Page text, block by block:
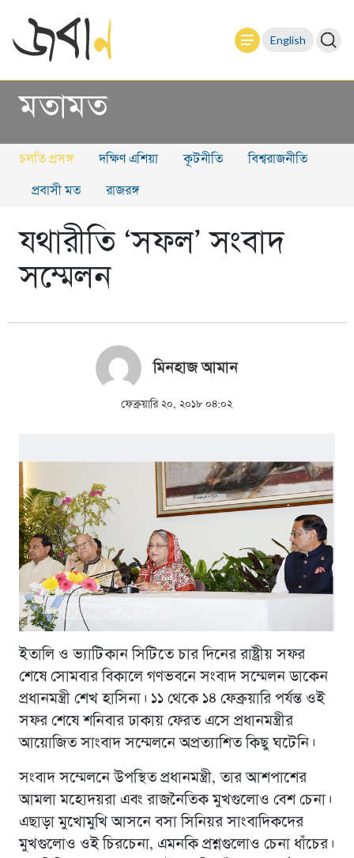
English
মতামত
চলতি প্রসঙ্গ দক্ষিণ এশিয়া কূটনীতি বিশ্বরাজনীতি
প্রবাসী মত রাজরঙ্গ
যথারীতি ‘সফল’ সংবাদ
সম্মেলন
মিনহাজ আমান
ফেব্রুয়ারি ২০, ২০১৮ ০৪:০২
ইতালি ও ভ্যাটিকান সিটিতে চার দিনের রাষ্ট্রীয় সফর
শেষে সোমবার বিকালে গণভবনে সংবাদ সম্মেলন ডাকেন
প্রধানমন্ত্রী শেখ হাসিনা। ১১ থেকে ১৪ ফেব্রুয়ারি পর্যন্ত ওই
সফর শেষে শনিবার ঢাকায় ফেরত এসে প্রধানমন্ত্রীর
আয়োজিত সাংবাদ সম্মেলনে অপ্রত্যাশিত কিছু ঘটেনি।
সংবাদ সম্মেলনে উপস্থিত প্রধানমন্ত্রী, তার আশপাশের
আমলা মহোদয়রা এবং রাজনৈতিক মুখগুলোও বেশ চেনা।
এছাড়া মুখোমুখি আসনে বসা সিনিয়র সাংবাদিকদের
মুখগুলোও ওই চিরচেনা, এমনকি প্রশ্নগুলোও চেনা ধাঁচের।